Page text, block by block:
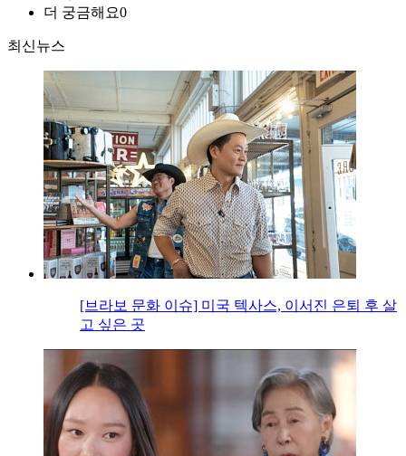
더 궁금해요0
최신뉴스
[브라보 문화 이슈] 미국 텍사스, 이서진 은퇴 후 살
고 싶은 곳